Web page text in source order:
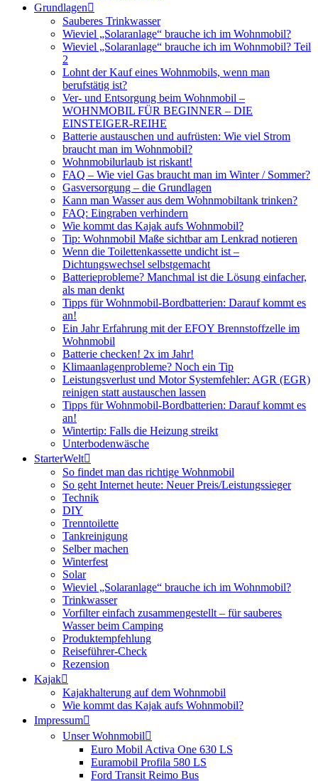
Grundlagen
Sauberes Trinkwasser
Wieviel „Solaranlage“ brauche ich im Wohnmobil?
Wieviel „Solaranlage“ brauche ich im Wohnmobil? Teil
2
Lohnt der Kauf eines Wohnmobils, wenn man
berufstätig ist?
Ver- und Entsorgung beim Wohnmobil –
WOHNMOBIL FÜR BEGINNER – DIE
EINSTEIGER-REIHE
Batterie austauschen und aufrüsten: Wie viel Strom
braucht man im Wohnmobil?
Wohnmobilurlaub ist riskant!
FAQ – Wie viel Gas braucht man im Winter / Sommer?
Gasversorgung – die Grundlagen
Kann man Wasser aus dem Wohnmobiltank trinken?
FAQ: Eingraben verhindern
Wie kommt das Kajak aufs Wohnmobil?
Tip: Wohnmobil Maße sichtbar am Lenkrad notieren
Wenn die Toilettenkassette undicht ist –
Dichtungswechsel selbstgemacht
Batterieprobleme? Manchmal ist die Lösung einfacher,
als man denkt
Tipps für Wohnmobil-Bordbatterien: Darauf kommt es
an!
Ein Jahr Erfahrung mit der EFOY Brennstoffzelle im
Wohnmobil
Batterie checken! 2x im Jahr!
Klimaanlagenprobleme? Noch ein Tip
Leistungsverlust und Motor Systemfehler: AGR (EGR)
reinigen statt austauschen lassen
Tipps für Wohnmobil-Bordbatterien: Darauf kommt es
an!
Wintertip: Falls die Heizung streikt
Unterbodenwäsche
StarterWelt
So findet man das richtige Wohnmobil
So geht Internet heute: Neuer Preis/Leistungssieger
Technik
DIY
Trenntoilette
Tankreinigung
Selber machen
Winterfest
Solar
Wieviel „Solaranlage“ brauche ich im Wohnmobil?
Trinkwasser
Vorfilter einfach zusammengestellt – für sauberes
Wasser beim Camping
Produktempfehlung
Reiseführer-Check
Rezension
Kajak
Kajakhalterung auf dem Wohnmobil
Wie kommt das Kajak aufs Wohnmobil?
Impressum
Unser Wohnmobil
Euro Mobil Activa One 630 LS
Euramobil Profila 580 LS
Ford Transit Reimo Bus